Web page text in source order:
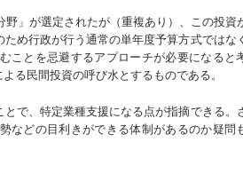
」が選定されたが（重複あり）、この投資
め行政が行う通常の単年度予算方式ではな
ことを忌避するアプローチが必要になると
る民間投資の呼び水とするものである。
で、特定業種支援になる点が指摘できる。
などの目利きができる体制があるのか疑問